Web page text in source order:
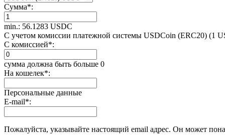
Сумма*:
min.: 56.1283 USDC
С учетом комиссии платежной системы USDCoin (ERC20) (1
С комиссией*:
сумма должна быть больше 0
На кошелек*:
Персональные данные
E-mail*:
Пожалуйста, указывайте настоящий email адрес. Он может